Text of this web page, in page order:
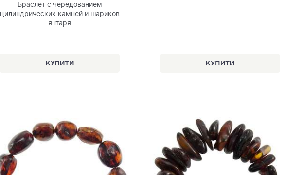
Браслет с чередованием
цилиндрических камней и шариков
янтаря